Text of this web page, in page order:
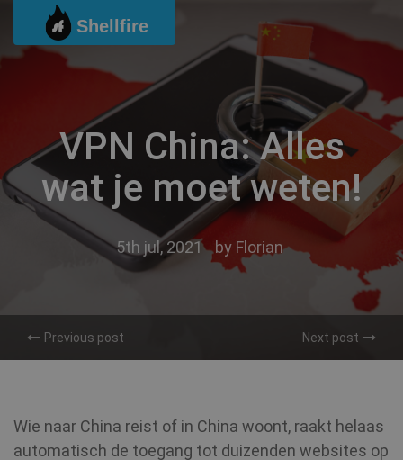
Shellfire
de
VPN China: Alles
wat je moet weten!
5th jul, 2021 by Florian
Previous post Next post
Wie naar China reist of in China woont, raakt helaas
automatisch de toegang tot duizenden websites op